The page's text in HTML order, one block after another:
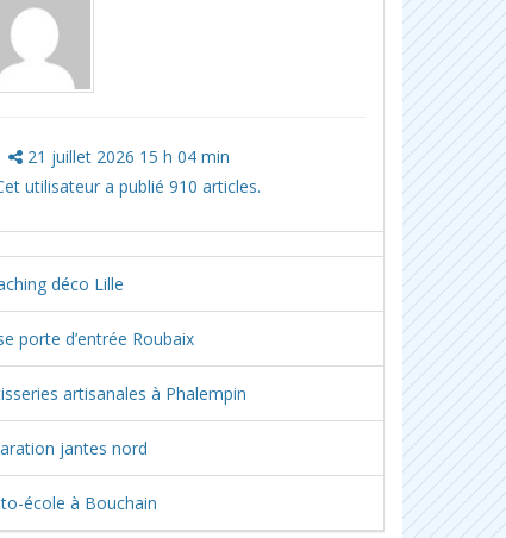
21 juillet 2026 15 h 04 min
utilisateur a publié 910 articles.
déco Lille
porte d’entrée Roubaix
artisanales à Phalempin
jantes nord
école à Bouchain